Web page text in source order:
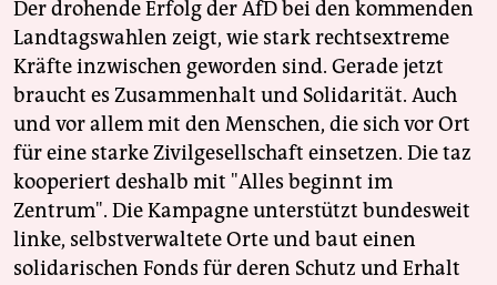
Der drohende Erfolg der AfD bei den kommenden
Landtagswahlen zeigt, wie stark rechtsextreme
Kräfte inzwischen geworden sind. Gerade jetzt
braucht es Zusammenhalt und Solidarität. Auch
und vor allem mit den Menschen, die sich vor Ort
für eine starke Zivilgesellschaft einsetzen. Die taz
kooperiert deshalb mit "Alles beginnt im
Zentrum". Die Kampagne unterstützt bundesweit
linke, selbstverwaltete Orte und baut einen
solidarischen Fonds für deren Schutz und Erhalt